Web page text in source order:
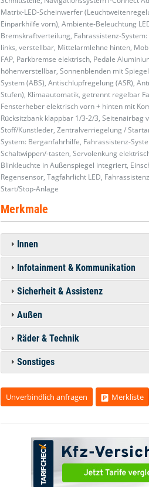
Matrix-LED-Scheinwerfer
Einparkhilfe vorn), Ambiente-Beleuchtung
Bremskraftverteilung, Fahrassistenz-
links, verstellbar, Mittelarmlehne hinten,
FAP, Parkbremse elektrisch, Pedale
höhenverstellbar, Sonnenblenden mit
System (ABS), Antischlupfregelung (ASR),
Stufen), Klimaautomatik, getrennt regelbar
Fensterheber elektrisch vorn + hinten mit
Rücksitzbank klappbar 1/3-2/3, Seitenairbag
Stoff/Kunstleder, Zentralverriegelung /
System: Berganfahrhilfe, Fahrassistenz-
Schaltwippen/-tasten, Servolenkung
Blinkleuchte in Außenspiegel integriert,
Regensensor, Tagfahrlicht LED,
Start/Stop-Anlage
Merkmale
Innen
Infotainment & Kommunikation
Sicherheit & Assistenz
Außen
Räder & Technik
Sonstiges
Unverbindlich anfragen Merkliste